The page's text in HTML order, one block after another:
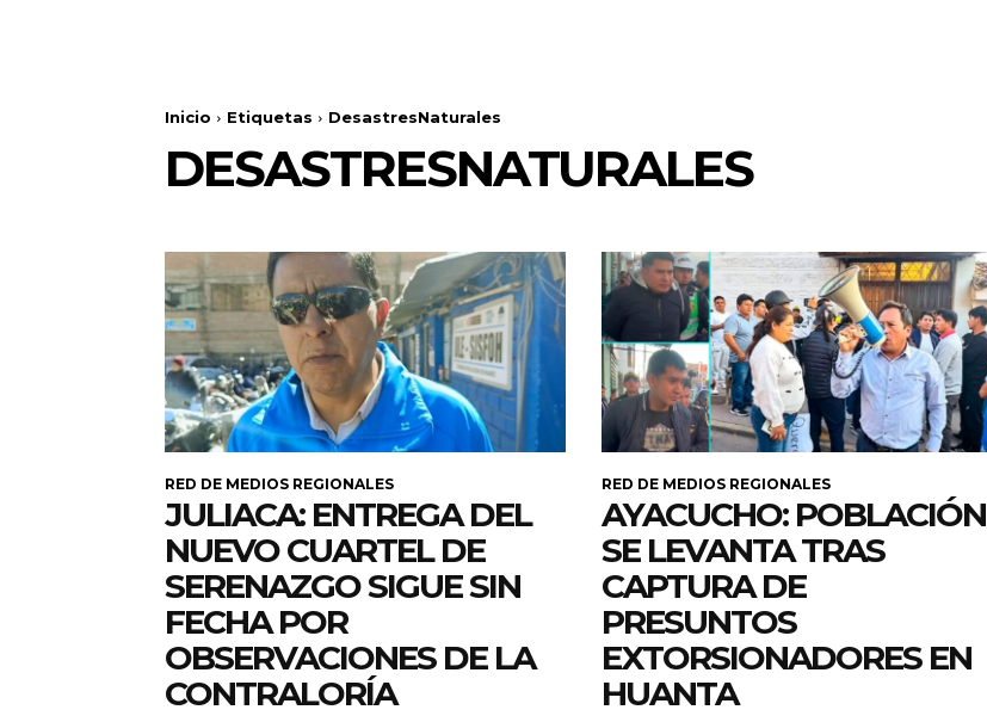
Inicio Etiquetas DesastresNaturales
DESASTRESNATURALES
RED DE MEDIOS REGIONALES
JULIACA: ENTREGA DEL
NUEVO CUARTEL DE
SERENAZGO SIGUE SIN
FECHA POR
OBSERVACIONES DE LA
CONTRALORÍA
RED DE MEDIOS REGIONALES
AYACUCHO: POBLACIÓN
SE LEVANTA TRAS
CAPTURA DE
PRESUNTOS
EXTORSIONADORES EN
HUANTA